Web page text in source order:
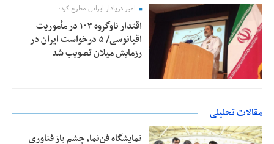
امیر دریادار ایرانی مطرح کرد؛
اقتدار ناوگروه ۱۰۳ در مأموریت‌
اقیانوسی/ ۵ درخواست ایران در
رزمایش میلان تصویب شد
مقالات تحلیلی
نمایشگاه فن‌نما، چشم باز فناوری